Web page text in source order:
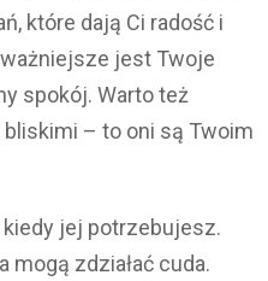
które dają Ci radość i
jest Twoje
spokój. Warto też
– to oni są Twoim
jej potrzebujesz.
mogą zdziałać cuda.